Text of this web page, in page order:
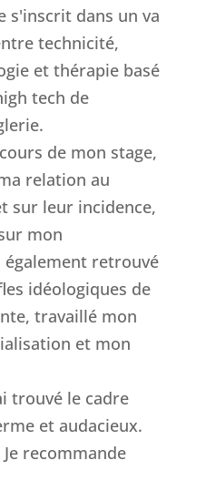
s'inscrit dans un va
technicité,
et thérapie basé
tech de
de mon stage,
relation au
sur leur incidence,
mon
également retrouvé
idéologiques de
travaillé mon
et mon
trouvé le cadre
et audacieux.
recommande